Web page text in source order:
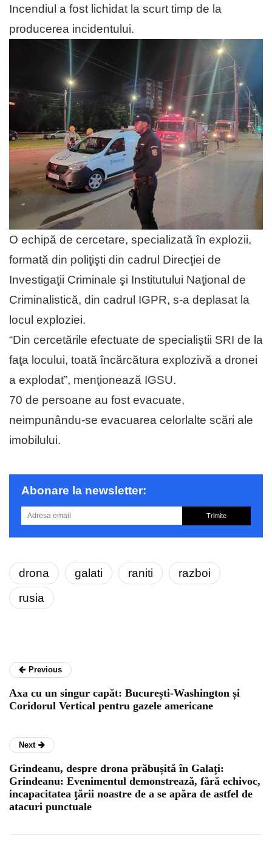
Incendiul a fost lichidat la scurt timp de la
producerea incidentului.
O echipă de cercetare, specializată în explozii,
formată din poliţişti din cadrul Direcţiei de
Investigaţii Criminale şi Institutului Naţional de
Criminalistică, din cadrul IGPR, s-a deplasat la
locul exploziei.
“Din cercetările efectuate de specialiştii SRI de la
faţa locului, toată încărcătura explozivă a dronei
a explodat”, menţionează IGSU.
70 de persoane au fost evacuate,
neimpunându-se evacuarea celorlalte scări ale
imobilului.
Abonare la newsletter:
Trimite
drona galati raniti
razboi
rusia
Previous
Axa cu un singur capăt: București-Washington și
Coridorul Vertical pentru gazele americane
Next
Grindeanu, despre drona prăbușită în Galați:
Grindeanu: Evenimentul demonstrează, fără echivoc,
incapacitatea ţării noastre de a se apăra de astfel de
atacuri punctuale